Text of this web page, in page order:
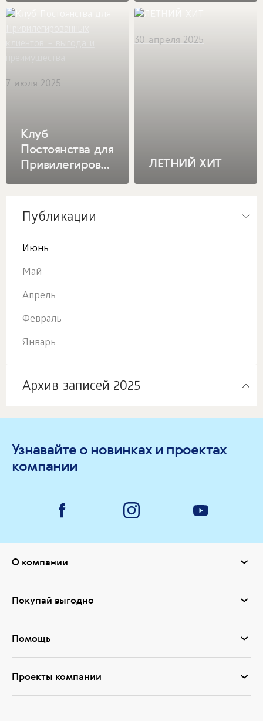
ключ к
Клуб
Постоянства для
Привилегированных
преимущества
7 июля 2025
ЛЕТНИЙ ХИТ
30 апреля 2025
Публикации
Июнь
Май
Апрель
Февраль
Январь
Архив записей 2025
Узнавайте о новинках и проектах
компании
О компании
Покупай выгодно
Помощь
Проекты компании